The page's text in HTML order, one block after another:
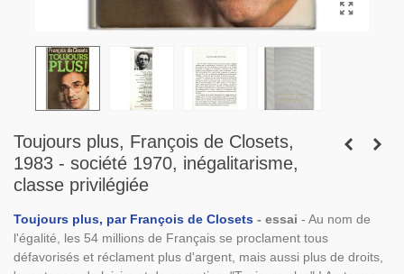
Toujours plus, François de Closets,
1983 - société 1970, inégalitarisme,
classe privilégiée
Toujours plus, par François de Closets - essai - Au nom de
l'égalité, les 54 millions de Français se proclament tous
défavorisés et réclament plus d'argent, mais aussi plus de droits,